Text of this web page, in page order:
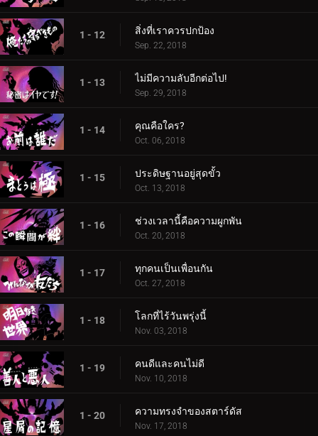
1 - 12 สิ่งที่เราควรปกป้อง
Sep. 22, 2018
1 - 13 ไม่มีความลับอีกต่อไป!
Sep. 29, 2018
1 - 14 คุณคือใคร?
Oct. 06, 2018
1 - 15 ประดิษฐานอยู่สุดขั้ว
Oct. 13, 2018
1 - 16 ช่วงเวลานี้คือความผูกพัน
Oct. 20, 2018
1 - 17 ทุกคนเป็นเพื่อนกัน
Oct. 27, 2018
1 - 18 โลกที่ไร้วันพรุ่งนี้
Nov. 03, 2018
1 - 19 คนดีและคนไม่ดี
Nov. 10, 2018
1 - 20 ความทรงจำของสตาร์ดัส
Nov. 17, 2018